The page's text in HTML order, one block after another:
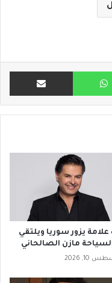
واتساب مشاركة
علامة يزور سوريا ويلتقي
مازن الصالحاني
10, 2026